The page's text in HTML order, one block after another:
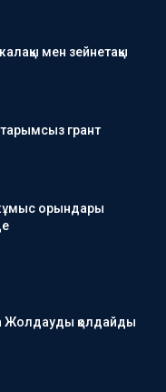
мен зейнетақы
грант
орындары
Жолдауды қолдайды